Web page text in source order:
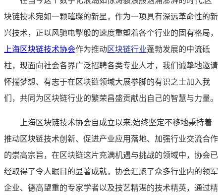
块链技术宛如一颗璀璨的新星，作为一项具有深远革命性的新
兴技术，正以风驰电掣般的速度重塑着各个行业的固有格局，
上海区块链技术协会作为推动区块链行业蓬勃发展的中流砥
柱，现面向社会各界广泛招聘各类专业人才，我们诚挚地邀请
怀揣梦想、有志于在区块链领域大展拳脚的有识之士加入我
们，共同为区块链行业的繁荣昌盛贡献出自己的智慧与力量。
上海区块链技术协会自成立以来,始终坚定不移地秉持着
推动区块链技术创新、促进产业应用落地、加强行业交流合作
的崇高宗旨，在区块链这片充满机遇与挑战的领域中，协会已
经取得了令人瞩目的显著成就，协会汇聚了众多行业内的领军
企业、德高望重的专家学者以及技艺精湛的技术精英，通过精